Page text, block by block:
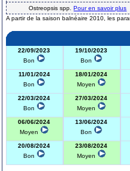
Ostreopsis spp.Pour en savoir plus
A partir de la saison balnéaire 2010, les
22/09/2023
Bon
19/10/2023
Bon
11/01/2024
Bon
18/01/2024
Moyen
22/03/2024
Bon
27/03/2024
Moyen
06/06/2024
Moyen
13/06/2024
Bon
20/08/2024
Bon
23/08/2024
Moyen